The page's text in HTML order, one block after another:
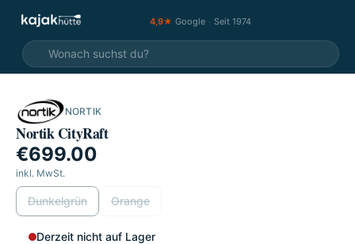
4,9★ Google · Seit 1974
NORTIK
Nortik CityRaft
€699.00
inkl. MwSt.
wählen
Dunkelgrün Orange
Derzeit nicht auf Lager